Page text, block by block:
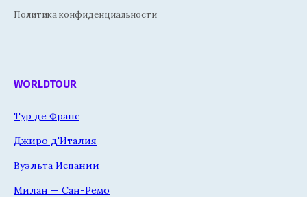
Политика конфиденциальности
WORLDTOUR
Тур де Франс
Джиро д'Италия
Вуэльта Испании
Милан — Сан-Ремо